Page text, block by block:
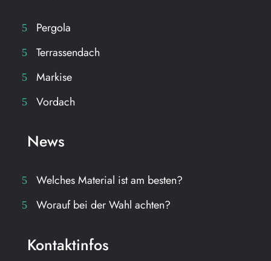
Pergola
Terrassendach
Markise
Vordach
News
Welches Material ist am besten?
Worauf bei der Wahl achten?
Kontaktinfos